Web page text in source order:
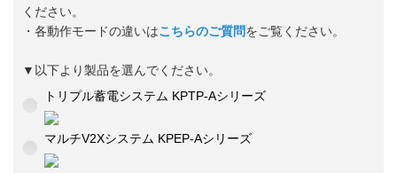
ください。
・各動作モードの違いはこちらのご質問をご覧ください。
▼以下より製品を選んでください。
トリプル蓄電システム KPTP-Aシリーズ
マルチV2Xシステム KPEP-Aシリーズ